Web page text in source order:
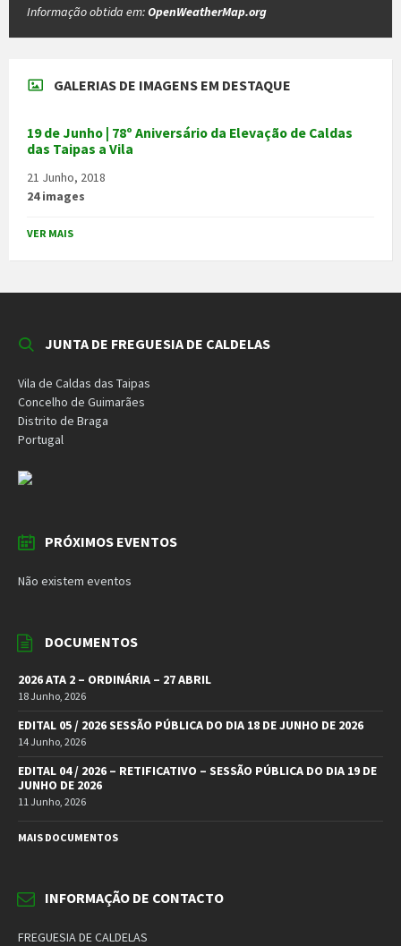
Informação obtida em:OpenWeatherMap.org
GALERIAS DE IMAGENS EM DESTAQUE
19 de Junho | 78º Aniversário da Elevação de Caldas
das Taipas a Vila
21 Junho, 2018
24 images
VER MAIS
JUNTA DE FREGUESIA DE CALDELAS
Vila de Caldas das Taipas
Concelho de Guimarães
Distrito de Braga
Portugal
PRÓXIMOS EVENTOS
Não existem eventos
DOCUMENTOS
2026 ATA 2 – ORDINÁRIA – 27 ABRIL
18 Junho, 2026
EDITAL 05 / 2026 SESSÃO PÚBLICA DO DIA 18 DE JUNHO DE 2026
14 Junho, 2026
EDITAL 04 / 2026 – RETIFICATIVO – SESSÃO PÚBLICA DO DIA 19 DE
JUNHO DE 2026
11 Junho, 2026
MAIS DOCUMENTOS
INFORMAÇÃO DE CONTACTO
FREGUESIA DE CALDELAS